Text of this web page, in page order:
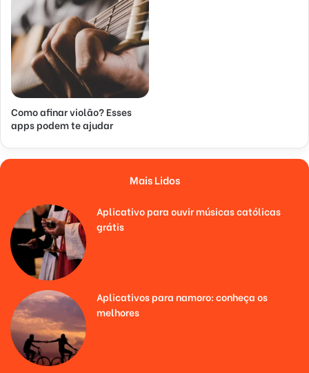
Como afinar violão? Esses
apps podem te ajudar
Mais Lidos
Aplicativo para ouvir músicas católicas
grátis
Aplicativos para namoro: conheça os
melhores